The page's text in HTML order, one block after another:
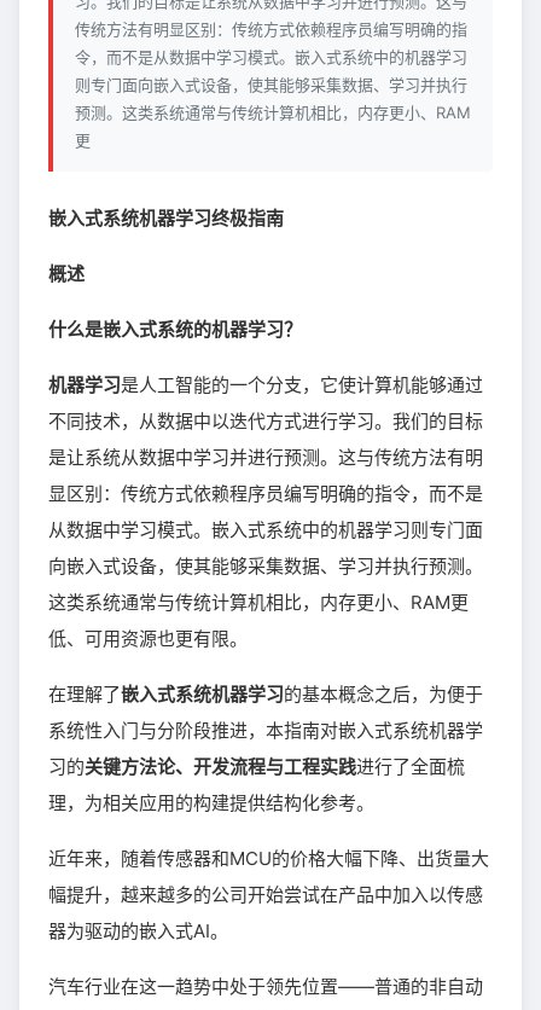
传统方法有明显区别：传统方式依赖程序员编写明确的指
令，而不是从数据中学习模式。嵌入式系统中的机器学习
则专门面向嵌入式设备，使其能够采集数据、学习并执行
预测。这类系统通常与传统计算机相比，内存更小、RAM
更
嵌入式系统机器学习终极指南
概述
什么是嵌入式系统的机器学习？
机器学习是人工智能的一个分支，它使计算机能够通过
不同技术，从数据中以迭代方式进行学习。我们的目标
是让系统从数据中学习并进行预测。这与传统方法有明
显区别：传统方式依赖程序员编写明确的指令，而不是
从数据中学习模式。嵌入式系统中的机器学习则专门面
向嵌入式设备，使其能够采集数据、学习并执行预测。
这类系统通常与传统计算机相比，内存更小、RAM更
低、可用资源也更有限。
在理解了嵌入式系统机器学习的基本概念之后，为便于
系统性入门与分阶段推进，本指南对嵌入式系统机器学
习的关键方法论、开发流程与工程实践进行了全面梳
理，为相关应用的构建提供结构化参考。
近年来，随着传感器和MCU的价格大幅下降、出货量大
幅提升，越来越多的公司开始尝试在产品中加入以传感
器为驱动的嵌入式AI。
汽车行业在这一趋势中处于领先位置——普通的非自动